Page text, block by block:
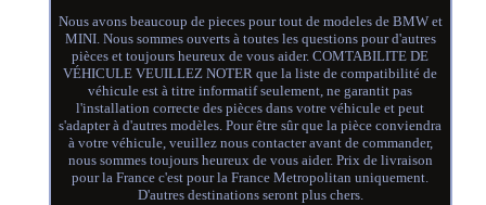
Nous avons beaucoup de pieces pour tout de modeles de BMW et
MINI. Nous sommes ouverts à toutes les questions pour d'autres
pièces et toujours heureux de vous aider. COMTABILITE DE
VÉHICULE VEUILLEZ NOTER que la liste de compatibilité de
véhicule est à titre informatif seulement, ne garantit pas
l'installation correcte des pièces dans votre véhicule et peut
s'adapter à d'autres modèles. Pour être sûr que la pièce conviendra
à votre véhicule, veuillez nous contacter avant de commander,
nous sommes toujours heureux de vous aider. Prix de livraison
pour la France c'est pour la France Metropolitan uniquement.
D'autres destinations seront plus chers.